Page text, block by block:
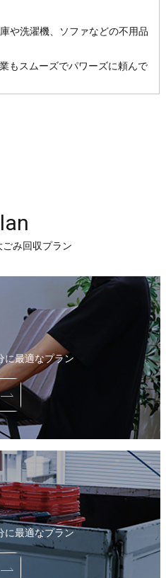
や洗濯機、ソファなどの不用品
もスムーズでパワーズに頼んで
み回収プラン
に最適なプラン
に最適なプラン